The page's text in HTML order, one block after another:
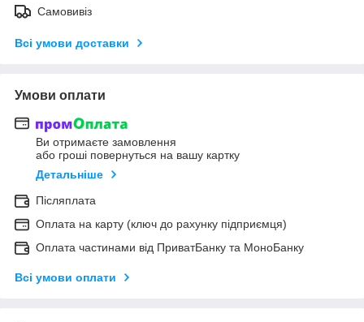
Самовивіз
Всі умови доставки
Умови оплати
Ви отримаєте замовлення
або гроші повернуться на вашу картку
Детальніше
Післяплата
Оплата на карту (ключ до рахунку підприємця)
Оплата частинами від ПриватБанку та МоноБанку
Всі умови оплати